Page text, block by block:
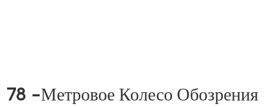
78 -метровое Колесо Обозрения